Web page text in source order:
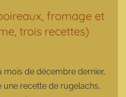
fromage et
trois recettes)
de décembre dernier,
une recette de rugelachs,